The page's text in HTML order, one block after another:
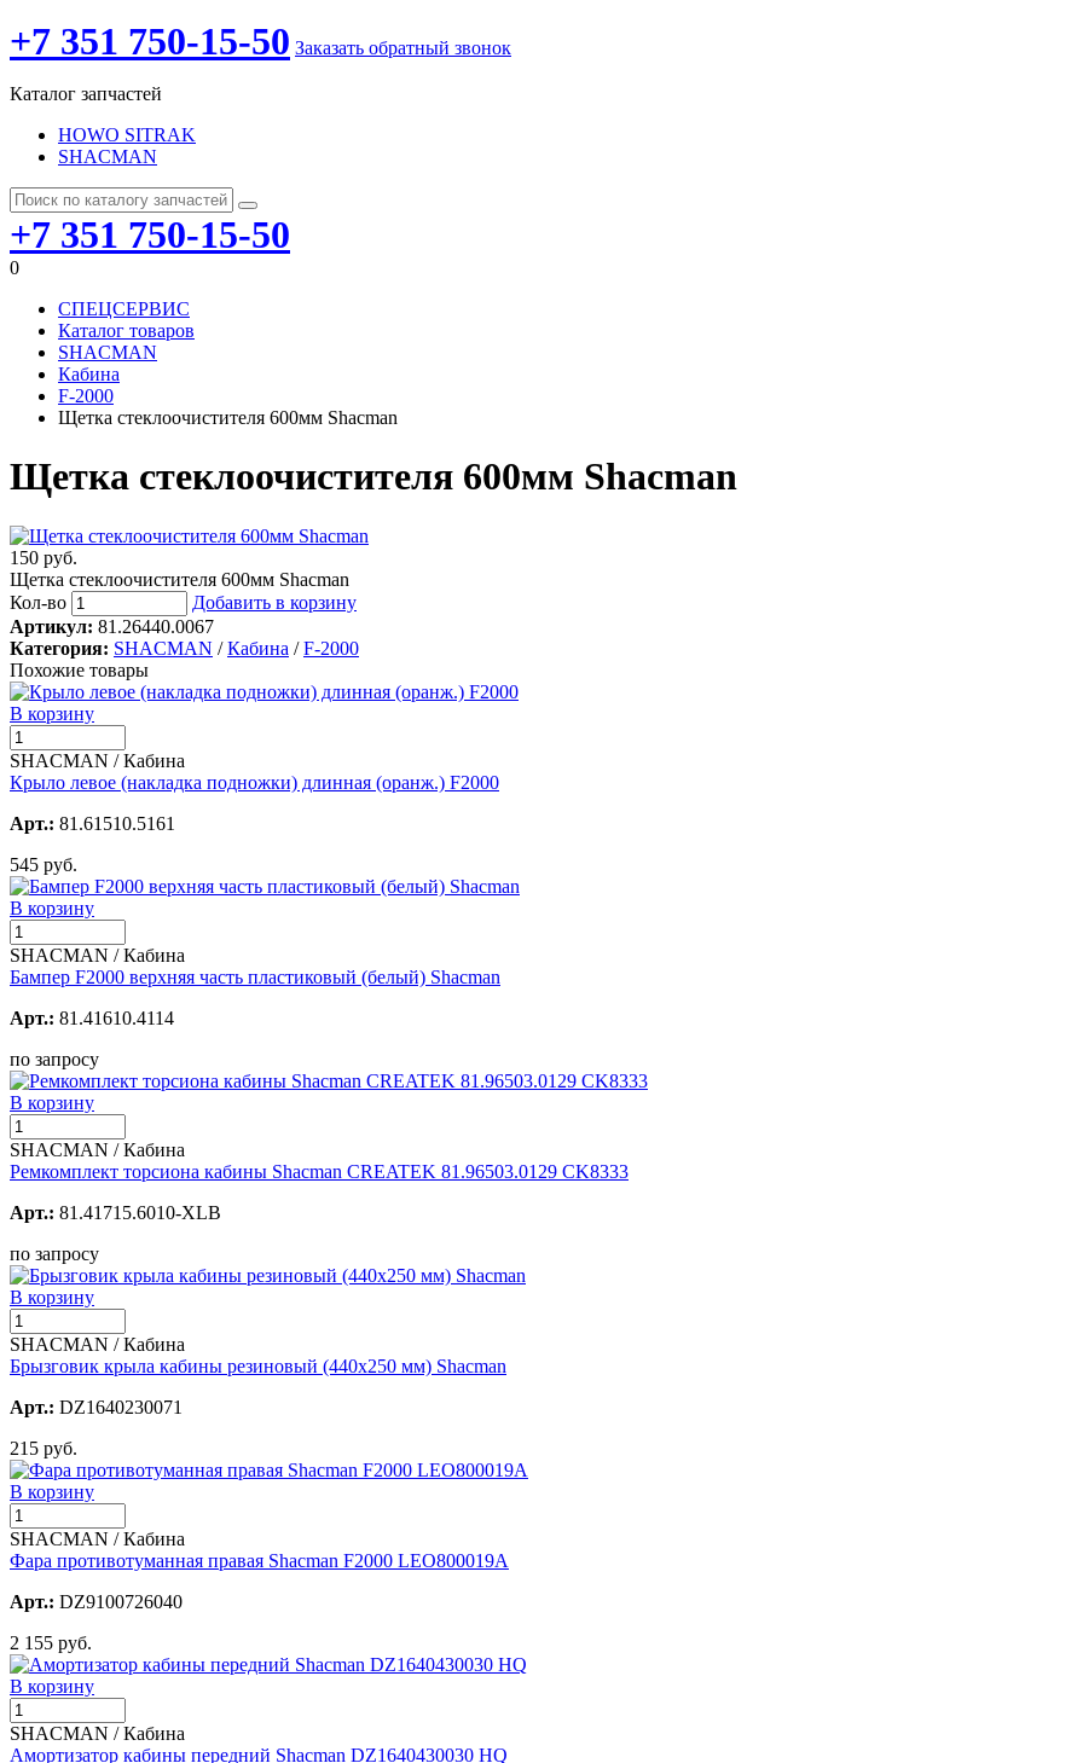
+7 351 750-15-50 Заказать обратный звонок
Каталог запчастей
HOWO SITRAK
SHACMAN
+7 351 750-15-50
0
СПЕЦСЕРВИС
Каталог товаров
SHACMAN
Кабина
F-2000
Щетка стеклоочистителя 600мм Shacman
Щетка стеклоочистителя 600мм Shacman
150 руб.
Щетка стеклоочистителя 600мм Shacman
Кол-во
Добавить в корзину
Артикул: 81.26440.0067
Категория: SHACMAN /Кабина /F-2000
Похожие товары
В корзину
SHACMAN / Кабина
Крыло левое (накладка подножки) длинная (оранж.) F2000
Арт.: 81.61510.5161
545 руб.
В корзину
SHACMAN / Кабина
Бампер F2000 верхняя часть пластиковый (белый) Shacman
Арт.: 81.41610.4114
по запросу
В корзину
SHACMAN / Кабина
Ремкомплект торсиона кабины Shacman CREATEK 81.96503.0129 CK8333
Арт.: 81.41715.6010-XLB
по запросу
В корзину
SHACMAN / Кабина
Брызговик крыла кабины резиновый (440х250 мм) Shacman
Арт.: DZ1640230071
215 руб.
В корзину
SHACMAN / Кабина
Фара противотуманная правая Shacman F2000 LEO800019A
Арт.: DZ9100726040
2 155 руб.
В корзину
SHACMAN / Кабина
Амортизатор кабины передний Shacman DZ1640430030 HQ